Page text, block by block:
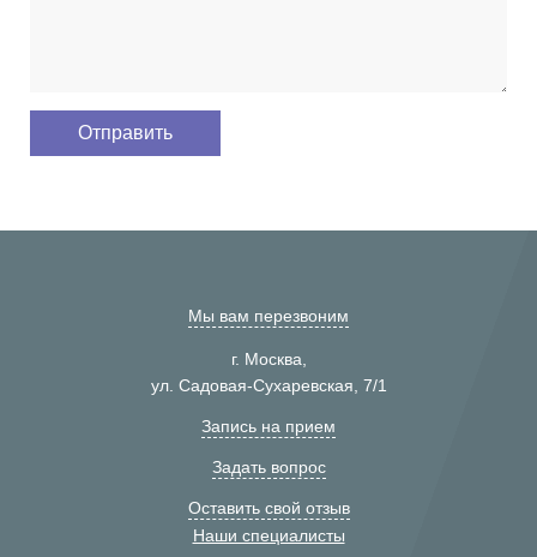
Мы вам перезвоним
г. Москва,
ул. Садовая-Сухаревская, 7/1
Запись на прием
Задать вопрос
Оставить свой отзыв
Наши специалисты